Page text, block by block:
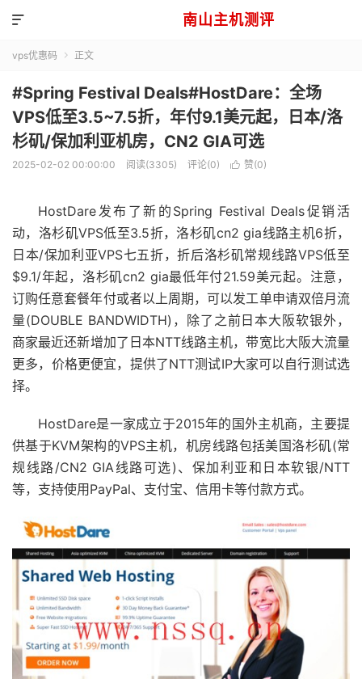
南山主机测评

vps优惠码  正文
#Spring Festival Deals#HostDare：全场
VPS低至3.5~7.5折，年付9.1美元起，日本/洛
杉矶/保加利亚机房，CN2 GIA可选
2025-02-02 00:00:00 阅读(3305) 评论(0)  赞(0)
HostDare发布了新的Spring Festival Deals促销活
动，洛杉矶VPS低至3.5折，洛杉矶cn2 gia线路主机6折，
日本/保加利亚VPS七五折，折后洛杉矶常规线路VPS低至
$9.1/年起，洛杉矶cn2 gia最低年付21.59美元起。注意，
订购任意套餐年付或者以上周期，可以发工单申请双倍月流
量(DOUBLE BANDWIDTH)，除了之前日本大阪软银外，
商家最近还新增加了日本NTT线路主机，带宽比大阪大流量
更多，价格更便宜，提供了NTT测试IP大家可以自行测试选
择。
HostDare是一家成立于2015年的国外主机商，主要提
供基于KVM架构的VPS主机，机房线路包括美国洛杉矶(常
规线路/CN2 GIA线路可选)、保加利亚和日本软银/NTT
等，支持使用PayPal、支付宝、信用卡等付款方式。